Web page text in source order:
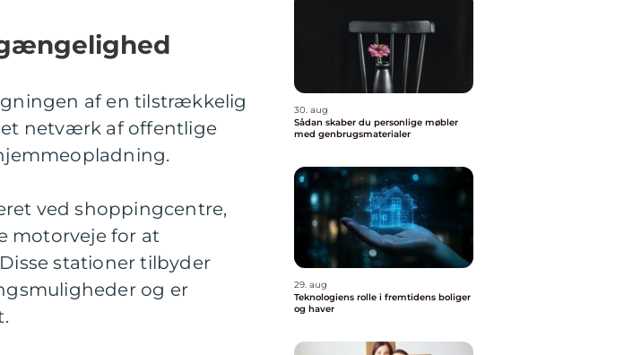
af en tilstrækkelig
netværk af offentlige
ved shoppingcentre,
motorveje for at
stationer tilbyder
og er
30. aug
Sådan skaber du personlige møbler
med genbrugsmaterialer
29. aug
Teknologiens rolle i fremtidens boliger
og haver